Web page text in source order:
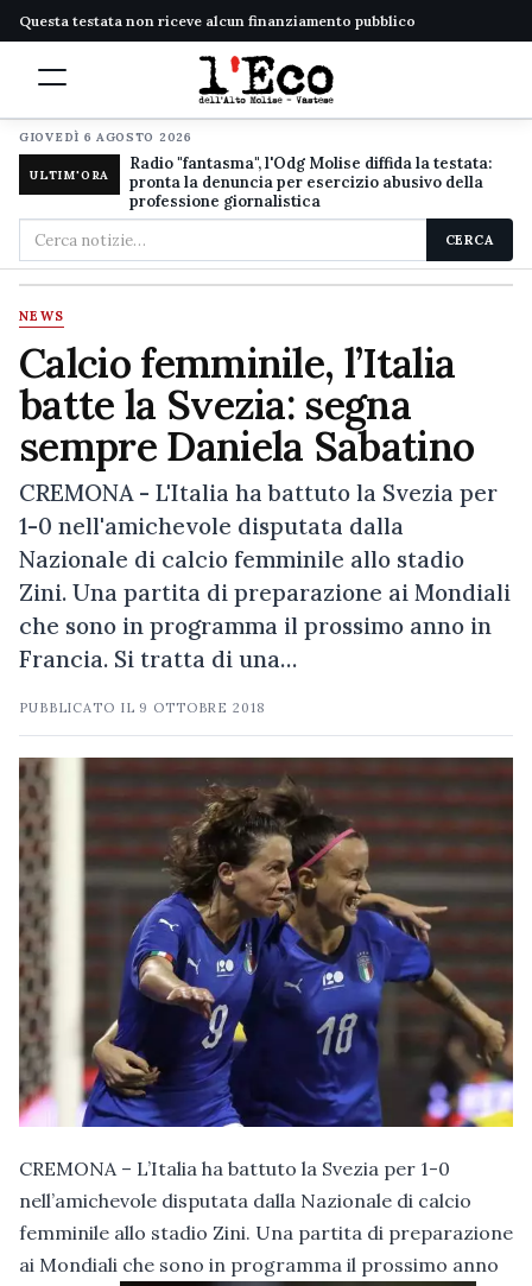
Questa testata non riceve alcun finanziamento pubblico
GIOVEDÌ 6 AGOSTO 2026
ULTIM'ORA
Radio "fantasma", l'Odg Molise diffida la testata:
pronta la denuncia per esercizio abusivo della
professione giornalistica
Cerca
nel
sito
CERCA
NEWS
Calcio femminile, l’Italia
batte la Svezia: segna
sempre Daniela Sabatino
CREMONA - L'Italia ha battuto la Svezia per
1-0 nell'amichevole disputata dalla
Nazionale di calcio femminile allo stadio
Zini. Una partita di preparazione ai Mondiali
che sono in programma il prossimo anno in
Francia. Si tratta di una…
PUBBLICATO IL 9 OTTOBRE 2018
CREMONA – L’Italia ha battuto la Svezia per 1-0
nell’amichevole disputata dalla Nazionale di calcio
femminile allo stadio Zini. Una partita di preparazione
ai Mondiali che sono in programma il prossimo anno